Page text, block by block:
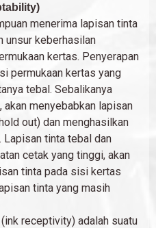
menerima lapisan tinta
unsur keberhasilan
kertas. Penyerapan
permukaan kertas yang
tebal. Sebalikanya
akan menyebabkan lapisan
out) dan menghasilkan
tinta tebal dan
cetak yang tinggi, akan
tinta pada sisi kertas
tinta yang masih
receptivity) adalah suatu